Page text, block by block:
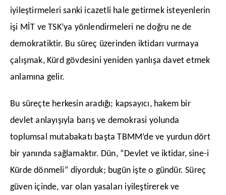
iyileştirmeleri sanki icazetli hale getirmek isteyenlerin
işi MİT ve TSK’ya yönlendirmeleri ne doğru ne de
demokratiktir. Bu süreç üzerinden iktidarı vurmaya
çalışmak, Kürd gövdesini yeniden yanlışa davet etmek
anlamına gelir.
​Bu süreçte herkesin aradığı; kapsayıcı, hakem bir
devlet anlayışıyla barış ve demokrasi yolunda
toplumsal mutabakatı başta TBMM’de ve yurdun dört
bir yanında sağlamaktır. Dün, “Devlet ve iktidar, sine-i
Kürde dönmeli” diyorduk; bugün işte o gündür. Süreç
güven içinde, var olan yasaları iyileştirerek ve